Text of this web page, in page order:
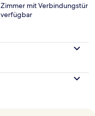
Zimmer mit Verbindungstür
verfügbar